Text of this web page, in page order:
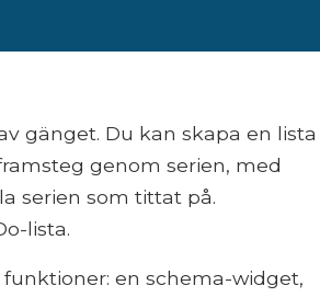
gänget. Du kan skapa en lista
genom serien, med
serien som tittat på.
lista.
en schema-widget,